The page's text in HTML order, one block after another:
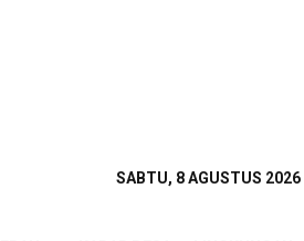
SABTU, 8 AGUSTUS 2026